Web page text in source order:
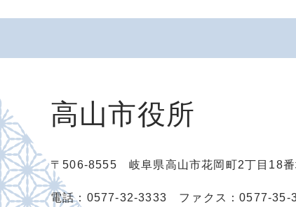
高山市役所
〒506-8555 岐阜県高山市花岡町2丁目18
電話：0577-32-3333 ファクス：0577-35-